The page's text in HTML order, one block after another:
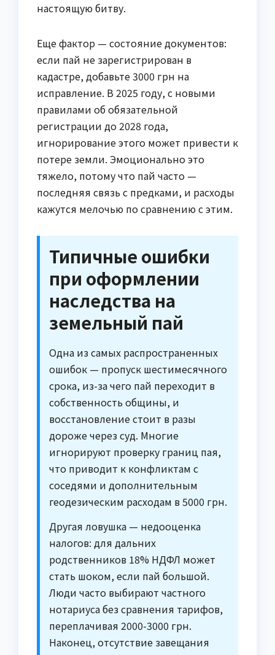
настоящую битву.
Еще фактор — состояние документов:
если пай не зарегистрирован в
кадастре, добавьте 3000 грн на
исправление. В 2025 году, с новыми
правилами об обязательной
регистрации до 2028 года,
игнорирование этого может привести к
потере земли. Эмоционально это
тяжело, потому что пай часто —
последняя связь с предками, и расходы
кажутся мелочью по сравнению с этим.
Типичные ошибки
при оформлении
наследства на
земельный пай
Одна из самых распространенных
ошибок — пропуск шестимесячного
срока, из-за чего пай переходит в
собственность общины, и
восстановление стоит в разы
дороже через суд. Многие
игнорируют проверку границ пая,
что приводит к конфликтам с
соседями и дополнительным
геодезическим расходам в 5000 грн.
Другая ловушка — недооценка
налогов: для дальних
родственников 18% НДФЛ может
стать шоком, если пай большой.
Люди часто выбирают частного
нотариуса без сравнения тарифов,
переплачивая 2000-3000 грн.
Наконец, отсутствие завещания